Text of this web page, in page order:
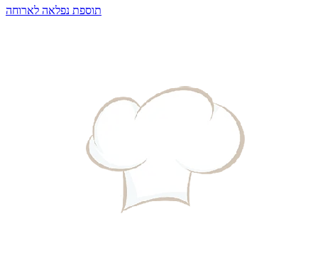
תוספת נפלאה לארוחה